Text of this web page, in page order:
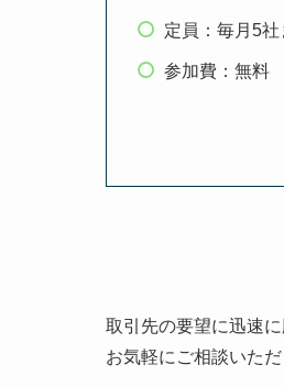
定員：毎月5社
参加費：無料
取引先の要望に迅速に
お気軽にご相談いた